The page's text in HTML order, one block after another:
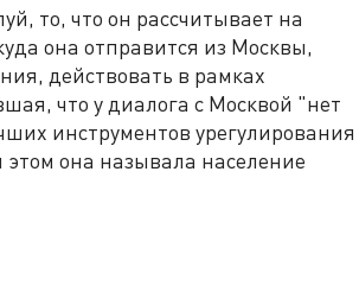
то, что он рассчитывает на
она отправится из Москвы,
действовать в рамках
что у диалога с Москвой "нет
инструментов урегулирования
она называла население